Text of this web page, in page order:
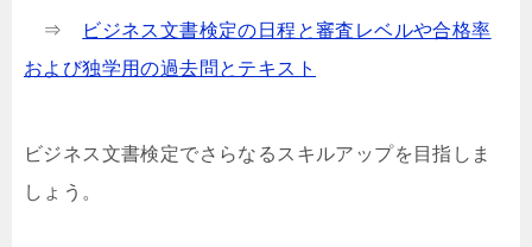
⇒
ビジネス文書検定の日程と審査レベルや合格率
および独学用の過去問とテキスト
ビジネス文書検定でさらなるスキルアップを目指しま
しょう。